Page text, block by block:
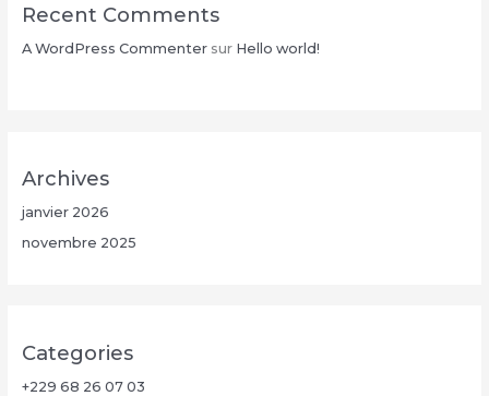
Recent Comments
A WordPress Commentersur Hello world!
Archives
janvier 2026
novembre 2025
Categories
+229 68 26 07 03